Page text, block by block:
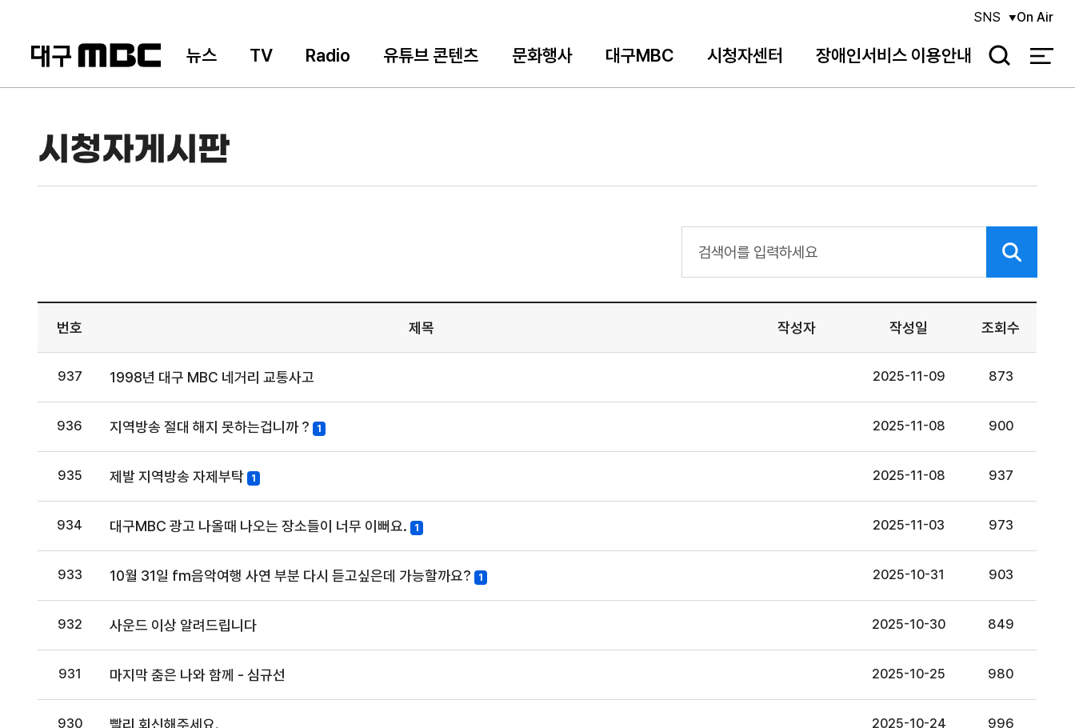
뉴스 TV Radio 유튜브 콘텐츠 문화행사 대구MBC 시청자센터 장애인서비스 이용안내
SNS On Air
검
시청자게시판
번호 제목 작성자 작성일 조회수
937 1998년 대구 MBC 네거리 교통사고 2025-11-09 873
936 지역방송 절대 해지 못하는겁니까 ? 1 2025-11-08 900
935 제발 지역방송 자제부탁 1 2025-11-08 937
934 대구MBC 광고 나올때 나오는 장소들이 너무 이뻐요. 1 2025-11-03 973
933 10월 31일 fm음악여행 사연 부분 다시 듣고싶은데 가능할까요? 1 2025-10-31 903
932 사운드 이상 알려드립니다 2025-10-30 849
931 마지막 춤은 나와 함께 - 심규선 2025-10-25 980
930 빨리 회신해주세요. 2025-10-24 996